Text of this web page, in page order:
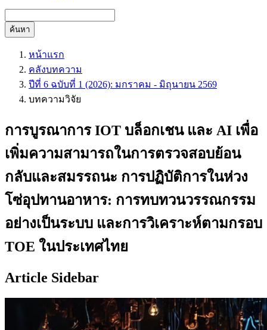
ค้นหา
หน้าแรก
คลังบทความ
ปีที่ 6 ฉบับที่ 1 (2026): มกราคม - มิถุนายน 2569
บทความวิจัย
การบูรณาการ IOT บล็อกเชน และ AI เพื่อ
เพิ่มความสามารถในการตรวจสอบย้อน
กลับและสมรรถนะ การปฏิบัติการในห่วง
โซ่อุปทานอาหาร: การทบทวนวรรณกรรม
อย่างเป็นระบบ และการวิเคราะห์ตามกรอบ
TOE ในประเทศไทย
Article Sidebar